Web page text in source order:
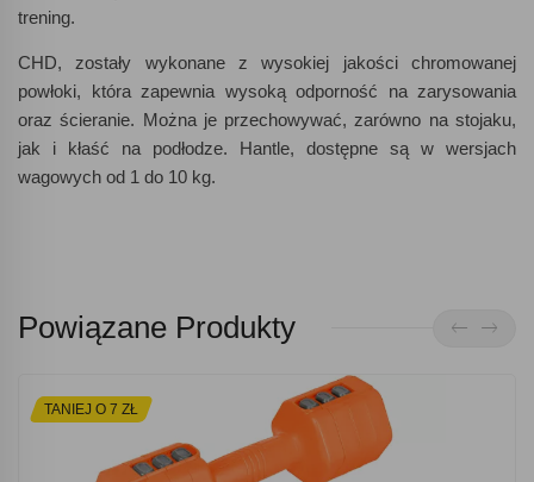
trening.
CHD, zostały wykonane z wysokiej jakości chromowanej
powłoki, która zapewnia wysoką odporność na zarysowania
oraz ścieranie. Można je przechowywać, zarówno na stojaku,
jak i kłaść na podłodze. Hantle, dostępne są w wersjach
wagowych od 1 do 10 kg.
Powiązane Produkty
TANIEJ O 7 ZŁ